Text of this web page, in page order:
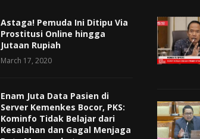
Astaga! Pemuda Ini Ditipu Via
Prostitusi Online hingga
Jutaan Rupiah
March 17, 2020
Enam Juta Data Pasien di
Server Kemenkes Bocor, PKS:
Kominfo Tidak Belajar dari
Kesalahan dan Gagal Menjaga